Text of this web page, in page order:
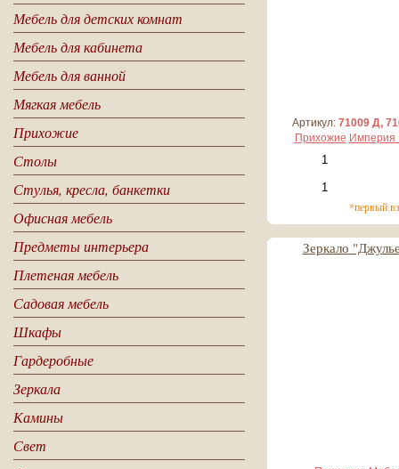
Мебель для детских комнат
Мебель для кабинета
Мебель для ванной
Мягкая мебель
Прихожие
Столы
Стулья, кресла, банкетки
Офисная мебель
Предметы интерьера
Плетеная мебель
Садовая мебель
Шкафы
Гардеробные
Зеркала
Камины
Свет
Артикул: 71009 Д,
Прихожие Империя
*первый
Зеркало